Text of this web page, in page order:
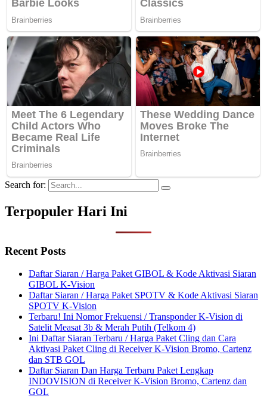
Search for:
Terpopuler Hari Ini
Recent Posts
Daftar Siaran / Harga Paket GIBOL & Kode Aktivasi Siaran
GIBOL K-Vision
Daftar Siaran / Harga Paket SPOTV & Kode Aktivasi Siaran
SPOTV K-Vision
Terbaru! Ini Nomor Frekuensi / Transponder K-Vision di
Satelit Measat 3b & Merah Putih (Telkom 4)
Ini Daftar Siaran Terbaru / Harga Paket Cling dan Cara
Aktivasi Paket Cling di Receiver K-Vision Bromo, Cartenz
dan STB GOL
Daftar Siaran Dan Harga Terbaru Paket Lengkap
INDOVISION di Receiver K-Vision Bromo, Cartenz dan
GOL